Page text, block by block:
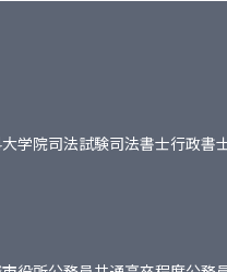
学院司法試験司法書士行政書